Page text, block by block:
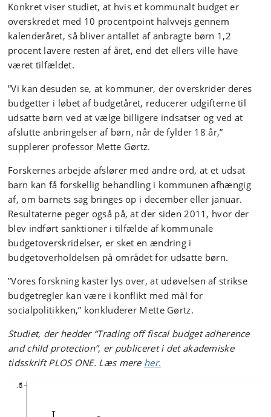
Konkret viser studiet, at hvis et kommunalt budget er
overskredet med 10 procentpoint halvvejs gennem
kalenderåret, så bliver antallet af anbragte børn 1,2
procent lavere resten af året, end det ellers ville have
været tilfældet.
”Vi kan desuden se, at kommuner, der overskrider deres
budgetter i løbet af budgetåret, reducerer udgifterne til
udsatte børn ved at vælge billigere indsatser og ved at
afslutte anbringelser af børn, når de fylder 18 år,”
supplerer professor Mette Gørtz.
Forskernes arbejde afslører med andre ord, at et udsat
barn kan få forskellig behandling i kommunen afhængig
af, om barnets sag bringes op i december eller januar.
Resultaterne peger også på, at der siden 2011, hvor der
blev indført sanktioner i tilfælde af kommunale
budgetoverskridelser, er sket en ændring i
budgetoverholdelsen på området for udsatte børn.
”Vores forskning kaster lys over, at udøvelsen af strikse
budgetregler kan være i konflikt med mål for
socialpolitikken,” konkluderer Mette Gørtz.
Studiet, der hedder “Trading off fiscal budget adherence
and child protection”, er publiceret i det akademiske
tidsskrift PLOS ONE. Læs mere her.